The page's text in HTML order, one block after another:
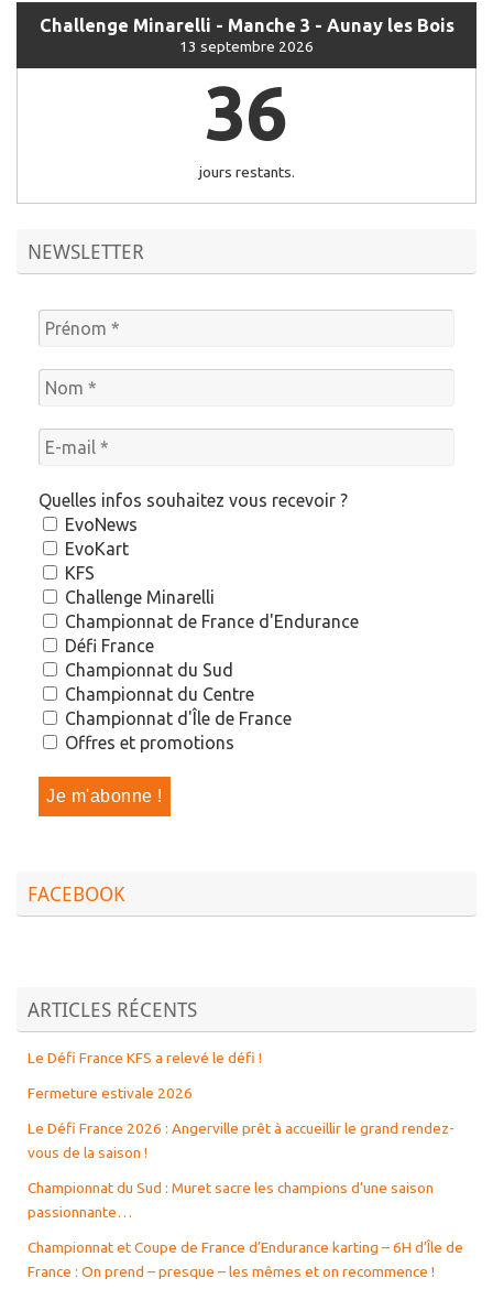
Challenge Minarelli - Manche 3 - Aunay les Bois
13 septembre 2026
36
jours restants.
NEWSLETTER
Quelles infos souhaitez vous recevoir ?
EvoNews
EvoKart
KFS
Challenge Minarelli
Championnat de France d'Endurance
Défi France
Championnat du Sud
Championnat du Centre
Championnat d'Île de France
Offres et promotions
FACEBOOK
ARTICLES RÉCENTS
Le Défi France KFS a relevé le défi !
Fermeture estivale 2026
Le Défi France 2026 : Angerville prêt à accueillir le grand rendez-
vous de la saison !
Championnat du Sud : Muret sacre les champions d’une saison
passionnante…
Championnat et Coupe de France d’Endurance karting – 6H d’Île de
France : On prend – presque – les mêmes et on recommence !